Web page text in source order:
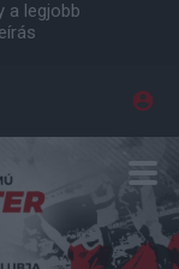
a legjobb